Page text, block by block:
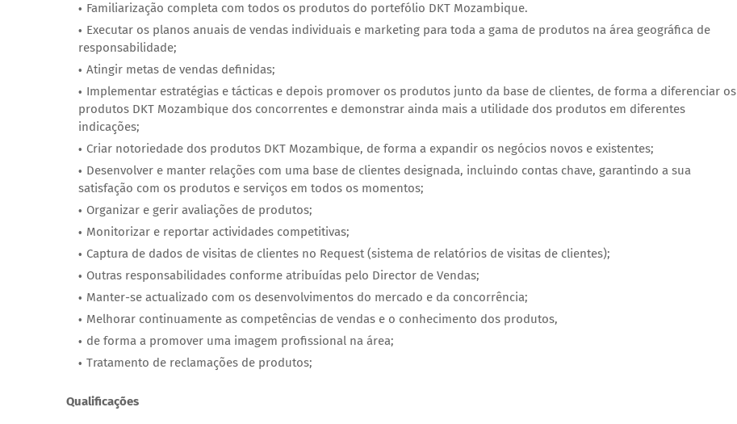
Familiarização completa com todos os produtos do portefólio DKT Mozambique.
Executar os planos anuais de vendas individuais e marketing para toda a gama de produtos na área geográfica de
responsabilidade;
Atingir metas de vendas definidas;
Implementar estratégias e tácticas e depois promover os produtos junto da base de clientes, de forma a diferenciar os
produtos DKT Mozambique dos concorrentes e demonstrar ainda mais a utilidade dos produtos em diferentes
indicações;
Criar notoriedade dos produtos DKT Mozambique, de forma a expandir os negócios novos e existentes;
Desenvolver e manter relações com uma base de clientes designada, incluindo contas chave, garantindo a sua
satisfação com os produtos e serviços em todos os momentos;
Organizar e gerir avaliações de produtos;
Monitorizar e reportar actividades competitivas;
Captura de dados de visitas de clientes no Request (sistema de relatórios de visitas de clientes);
Outras responsabilidades conforme atribuídas pelo Director de Vendas;
Manter-se actualizado com os desenvolvimentos do mercado e da concorrência;
Melhorar continuamente as competências de vendas e o conhecimento dos produtos,
de forma a promover uma imagem profissional na área;
Tratamento de reclamações de produtos;
Qualificações